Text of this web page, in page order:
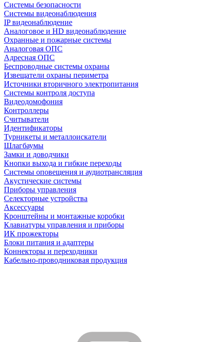
Системы безопасности
Системы видеонаблюдения
IP видеонаблюдение
Аналоговое и HD видеонаблюдение
Охранные и пожарные системы
Аналоговая ОПС
Адресная ОПС
Беспроводные системы охраны
Извещатели охраны периметра
Источники вторичного электропитания
Системы контроля доступа
Видеодомофония
Контроллеры
Считыватели
Идентификаторы
Турникеты и металлоискатели
Шлагбаумы
Замки и доводчики
Кнопки выхода и гибкие переходы
Системы оповещения и аудиотрансляция
Акустические системы
Приборы управления
Селекторные устройства
Аксессуары
Кронштейны и монтажные коробки
Клавиатуры управления и приборы
ИК прожекторы
Блоки питания и адаптеры
Коннекторы и переходники
Кабельно-проводниковая продукция